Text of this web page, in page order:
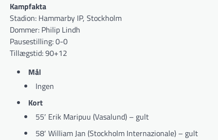
Kampfakta
Stadion: Hammarby IP, Stockholm
Dommer: Philip Lindh
Pausestilling: 0-0
Tillægstid: 90+12
Mål
Ingen
Kort
55′ Erik Maripuu (Vasalund) – gult
58′ William Jan (Stockholm Internazionale) – gult